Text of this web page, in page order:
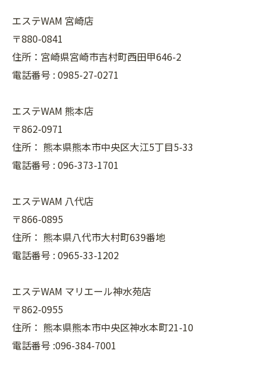
エステWAM 宮崎店
〒880-0841
住所：宮崎県宮崎市吉村町西田甲646-2
電話番号 : 0985-27-0271
エステWAM 熊本店
〒862-0971
住所： 熊本県熊本市中央区大江5丁目5-33
電話番号 : 096-373-1701
エステWAM 八代店
〒866-0895
住所： 熊本県八代市大村町639番地
電話番号 : 0965-33-1202
エステWAM マリエール神水苑店
〒862-0955
住所： 熊本県熊本市中央区神水本町21-10
電話番号 :096-384-7001